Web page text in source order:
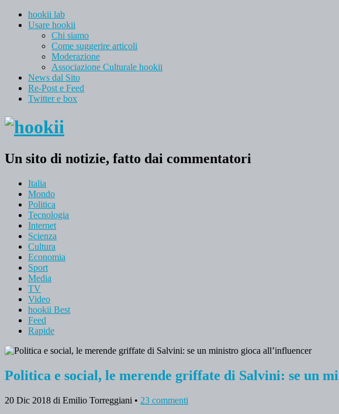
hookii lab
Usare hookii
Chi siamo
Come suggerire articoli
Moderazione
Associazione Culturale hookii
News dal Sito
Re-Post e Feed
Twitter e box
Un sito di notizie, fatto dai commentatori
Italia
Mondo
Politica
Tecnologia
Internet
Scienza
Cultura
Economia
Sport
Media
TV
Video
hookii Best
Feed
Rapide
Politica e social, le merende griffate di Salvini: se un
20 Dic 2018 di Emilio Torreggiani • 23 commenti